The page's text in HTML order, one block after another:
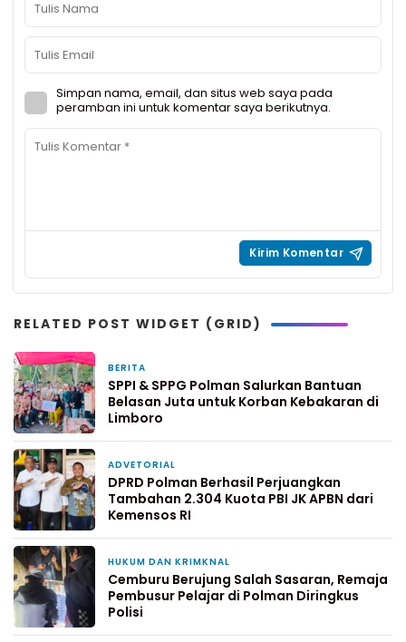
Simpan nama, email, dan situs web saya pada
peramban ini untuk komentar saya berikutnya.
RELATED POST WIDGET (GRID)
BERITA
SPPI & SPPG Polman Salurkan Bantuan
Belasan Juta untuk Korban Kebakaran di
Limboro
ADVETORIAL
DPRD Polman Berhasil Perjuangkan
Tambahan 2.304 Kuota PBI JK APBN dari
Kemensos RI
HUKUM DAN KRIMKNAL
Cemburu Berujung Salah Sasaran, Remaja
Pembusur Pelajar di Polman Diringkus
Polisi